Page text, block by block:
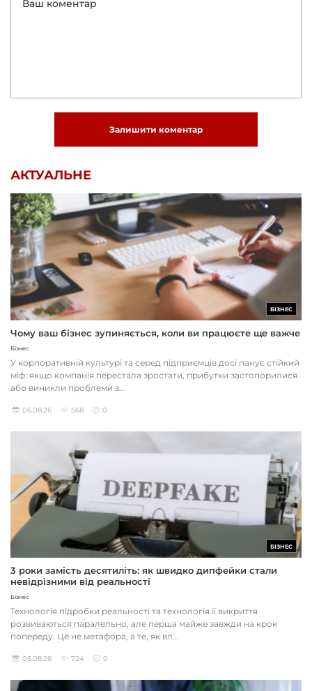
Залишити коментар
АКТУАЛЬНЕ
БІЗНЕС
Чому ваш бізнес зупиняється, коли ви працюєте ще важче
Бізнес
У корпоративній культурі та серед підприємців досі панує стійкий
міф: якщо компанія перестала зростати, прибутки застопорилися
або виникли проблеми з...
06.08.26 568 0
БІЗНЕС
3 роки замість десятиліть: як швидко дипфейки стали
невідрізними від реальності
Бізнес
Технологія підробки реальності та технологія її викриття
розвиваються паралельно, але перша майже завжди на крок
попереду. Це не метафора, а те, як вл...
05.08.26 724 0